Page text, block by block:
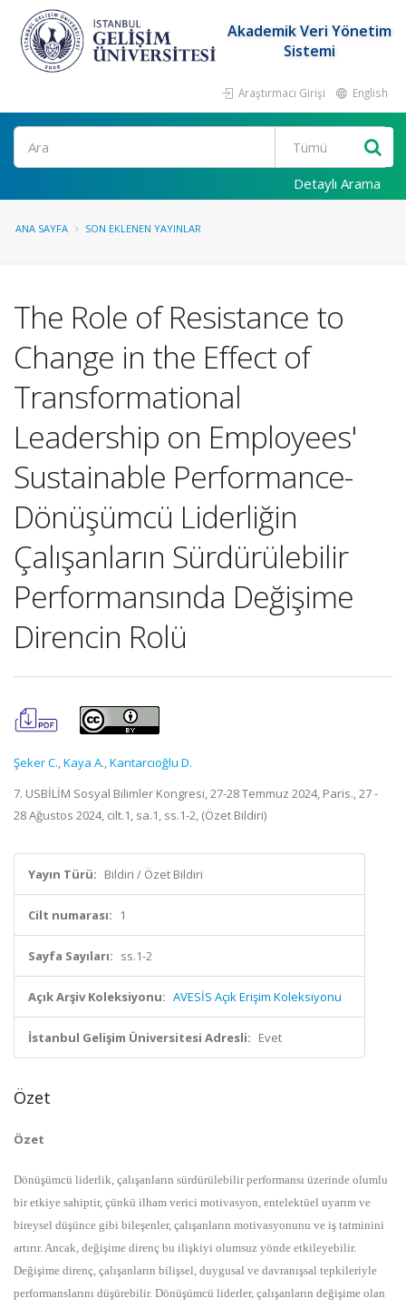
Akademik Veri Yönetim
Sistemi
Araştırmacı Girişi English
Ara
Detaylı Arama
ANA SAYFA SON EKLENEN YAYINLAR
The Role of Resistance to
Change in the Effect of
Transformational
Leadership on Employees'
Sustainable Performance-
Dönüşümcü Liderliğin
Çalışanların Sürdürülebilir
Performansında Değişime
Direncin Rolü
Şeker C.,Kaya A.,Kantarcıoğlu D.
7. USBİLİM Sosyal Bilimler Kongresi, 27-28 Temmuz 2024, Paris., 27 -
28 Ağustos 2024, cilt.1, sa.1, ss.1-2, (Özet Bildiri)
Yayın Türü: Bildiri / Özet Bildiri
Cilt numarası: 1
Sayfa Sayıları: ss.1-2
Açık Arşiv Koleksiyonu: AVESİS Açık Erişim Koleksiyonu
İstanbul Gelişim Üniversitesi Adresli: Evet
Özet
Özet
Dönüşümcü liderlik, çalışanların sürdürülebilir performansı üzerinde olumlu
bir etkiye sahiptir, çünkü ilham verici motivasyon, entelektüel uyarım ve
bireysel düşünce gibi bileşenler, çalışanların motivasyonunu ve iş tatminini
artırır. Ancak, değişime direnç bu ilişkiyi olumsuz yönde etkileyebilir.
Değişime direnç, çalışanların bilişsel, duygusal ve davranışsal tepkileriyle
performanslarını düşürebilir. Dönüşümcü liderler, çalışanların değişime olan